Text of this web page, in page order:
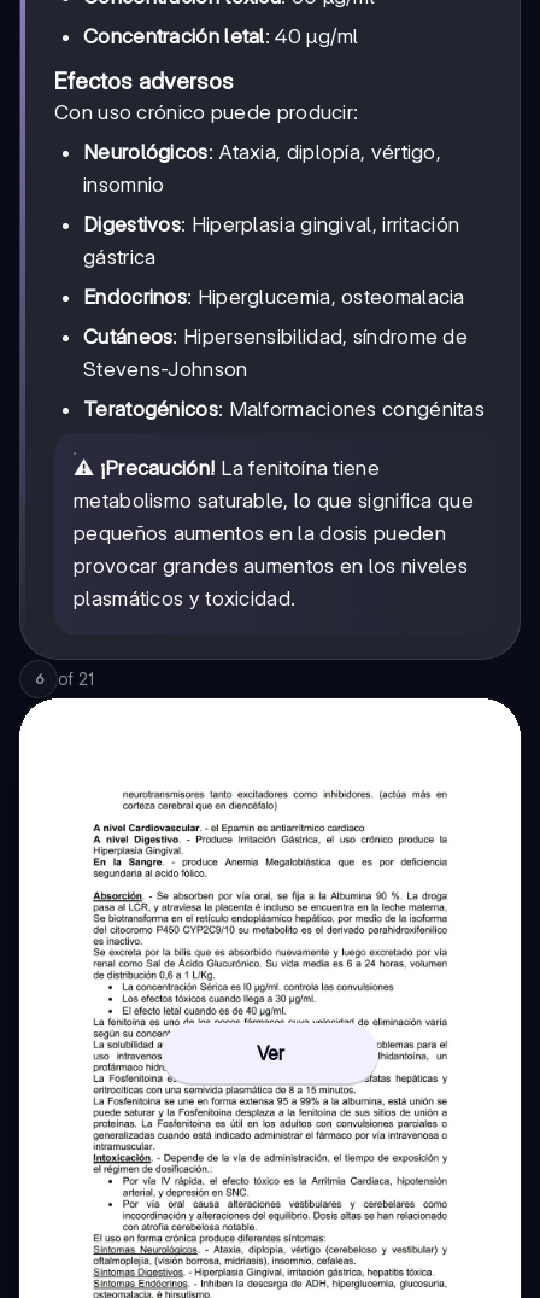
Concentración letal: 40 μg/ml
Efectos adversos
Con uso crónico puede producir:
Neurológicos: Ataxia, diplopía, vértigo,
insomnio
Digestivos: Hiperplasia gingival, irritación
gástrica
Endocrinos: Hiperglucemia, osteomalacia
Cutáneos: Hipersensibilidad, síndrome de
Stevens-Johnson
Teratogénicos: Malformaciones congénitas
⚠️ ¡Precaución! La fenitoína tiene
metabolismo saturable, lo que significa que
pequeños aumentos en la dosis pueden
provocar grandes aumentos en los niveles
plasmáticos y toxicidad.
6 of 21
Ver